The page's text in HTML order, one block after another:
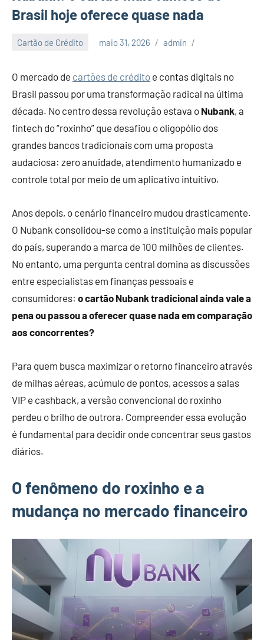
Brasil hoje oferece quase nada
Cartão de Crédito maio 31, 2026 admin
O mercado de cartões de crédito e contas digitais no
Brasil passou por uma transformação radical na última
década. No centro dessa revolução estava o Nubank, a
fintech do “roxinho” que desafiou o oligopólio dos
grandes bancos tradicionais com uma proposta
audaciosa: zero anuidade, atendimento humanizado e
controle total por meio de um aplicativo intuitivo.
Anos depois, o cenário financeiro mudou drasticamente.
O Nubank consolidou-se como a instituição mais popular
do país, superando a marca de 100 milhões de clientes.
No entanto, uma pergunta central domina as discussões
entre especialistas em finanças pessoais e
consumidores: o cartão Nubank tradicional ainda vale a
pena ou passou a oferecer quase nada em comparação
aos concorrentes?
Para quem busca maximizar o retorno financeiro através
de milhas aéreas, acúmulo de pontos, acessos a salas
VIP e cashback, a versão convencional do roxinho
perdeu o brilho de outrora. Compreender essa evolução
é fundamental para decidir onde concentrar seus gastos
diários.
O fenômeno do roxinho e a
mudança no mercado financeiro